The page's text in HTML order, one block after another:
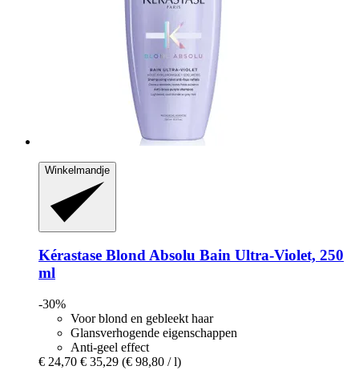
Winkelmandje
Kérastase Blond Absolu Bain Ultra-​Violet, 250
ml
-30%
Voor blond en gebleekt haar
Glansverhogende eigenschappen
Anti-geel effect
€ 24,70 € 35,29 (€ 98,80 / l)